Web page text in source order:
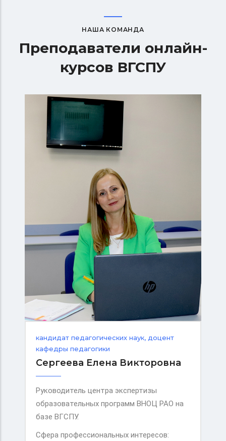
НАША КОМАНДА
Преподаватели онлайн-
курсов ВГСПУ
кандидат педагогических наук, доцент
кафедры педагогики
Сергеева Елена Викторовна
Руководитель центра экспертизы
образовательных программ ВНОЦ РАО на
базе ВГСПУ.
Сфера профессиональных интересов: